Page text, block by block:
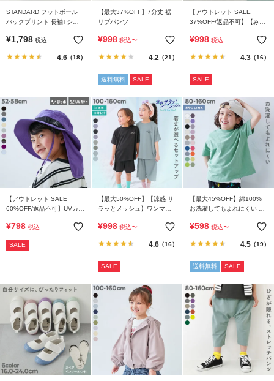
STANDARD フットボール
バックプリント 長袖Tシャ
¥1,798 税込
4.6（18）
【最大37%OFF】7分丈 裾
リブパンツ
¥998 税込〜
4.2（21）
送料無料 SALE
【アウトレット SALE
37%OFF/返品不可】【みん
れが目立たない カラー上履
¥998 税込
4.3（16）
SALE
【アウトレット SALE
60%OFF/返品不可】UVカッ
撥水 フェスハット
¥798 税込
SALE
【最大50%OFF】【涼感 サ
ラッとメッシュ】ワンマイ
るパジャマ
¥998 税込〜
4.6（16）
SALE
【最大45%OFF】綿100%
お洗濯してもよれにくい ビ
ツ
¥598 税込〜
4.5（19）
送料無料 SALE